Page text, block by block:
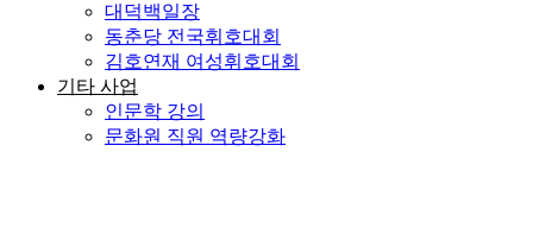
대덕백일장
동춘당 전국휘호대회
김호연재 여성휘호대회
기타 사업
인문학 강의
문화원 직원 역량강화